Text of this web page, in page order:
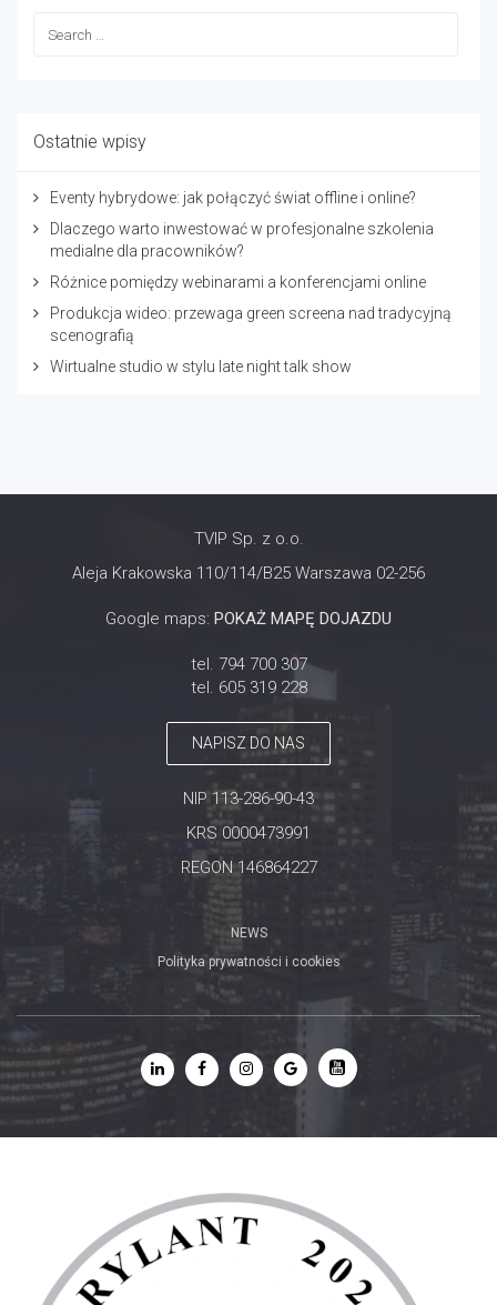
Ostatnie wpisy
Eventy hybrydowe: jak połączyć świat offline i online?
Dlaczego warto inwestować w profesjonalne szkolenia
medialne dla pracowników?
Różnice pomiędzy webinarami a konferencjami online
Produkcja wideo: przewaga green screena nad tradycyjną
scenografią
Wirtualne studio w stylu late night talk show
TVIP Sp. z o.o.
Aleja Krakowska 110/114/B25 Warszawa 02-256
Google maps: POKAŻ MAPĘ DOJAZDU
tel. 794 700 307
tel. 605 319 228
NAPISZ DO NAS
NIP 113-286-90-43
KRS 0000473991
REGON 146864227
NEWS
Polityka prywatności i cookies